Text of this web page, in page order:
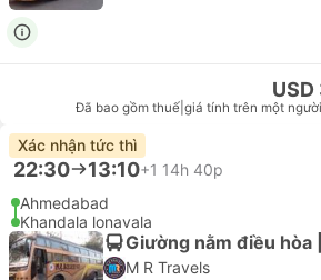
USD
Đã bao gồm thuế giá tính trên một
Xác nhận tức thì
22:30 13:10+1 14h 40p
Ahmedabad
Khandala lonavala
Giường nằm điều hòa
M R Travels